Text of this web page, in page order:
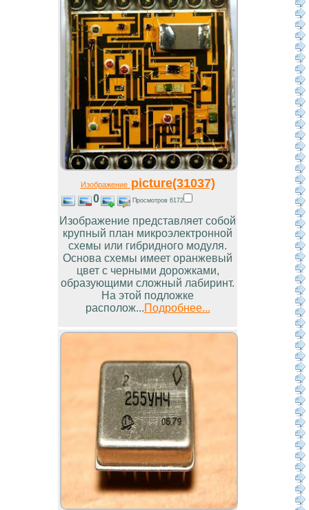
Изображениеpicture(31037)
0 Просмотров 6172
Изображение представляет собой
крупный план микроэлектронной
схемы или гибридного модуля.
Основа схемы имеет оранжевый
цвет с черными дорожками,
образующими сложный лабиринт.
На этой подложке
располож...Подробнее...